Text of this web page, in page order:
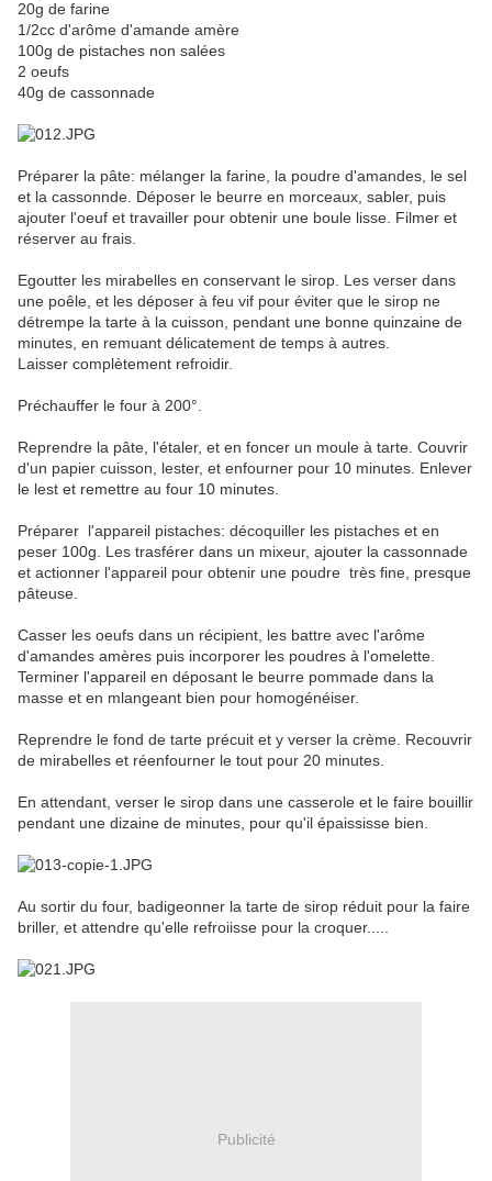
20g de farine
1/2cc d'arôme d'amande amère
100g de pistaches non salées
2 oeufs
40g de cassonnade
Préparer la pâte: mélanger la farine, la poudre d'amandes, le sel
et la cassonnde. Déposer le beurre en morceaux, sabler, puis
ajouter l'oeuf et travailler pour obtenir une boule lisse. Filmer et
réserver au frais.
Egoutter les mirabelles en conservant le sirop. Les verser dans
une poêle, et les déposer à feu vif pour éviter que le sirop ne
détrempe la tarte à la cuisson, pendant une bonne quinzaine de
minutes, en remuant délicatement de temps à autres.
Laisser complètement refroidir.
Préchauffer le four à 200°.
Reprendre la pâte, l'étaler, et en foncer un moule à tarte. Couvrir
d'un papier cuisson, lester, et enfourner pour 10 minutes. Enlever
le lest et remettre au four 10 minutes.
Préparer l'appareil pistaches: décoquiller les pistaches et en
peser 100g. Les trasférer dans un mixeur, ajouter la cassonnade
et actionner l'appareil pour obtenir une poudre très fine, presque
pâteuse.
Casser les oeufs dans un récipient, les battre avec l'arôme
d'amandes amères puis incorporer les poudres à l'omelette.
Terminer l'appareil en déposant le beurre pommade dans la
masse et en mlangeant bien pour homogénéiser.
Reprendre le fond de tarte précuit et y verser la crème. Recouvrir
de mirabelles et réenfourner le tout pour 20 minutes.
En attendant, verser le sirop dans une casserole et le faire bouillir
pendant une dizaine de minutes, pour qu'il épaississe bien.
Au sortir du four, badigeonner la tarte de sirop réduit pour la faire
briller, et attendre qu'elle refroiisse pour la croquer.....
Publicité